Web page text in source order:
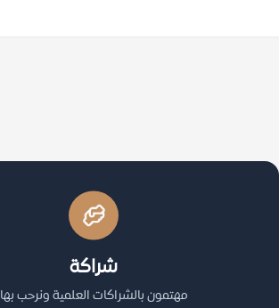
شراكة
مهتمون بالشراكات العلمية ونرحب بها